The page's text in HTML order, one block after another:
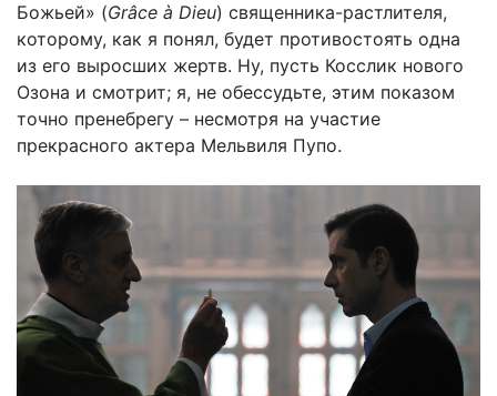
Божьей» (Grâce à Dieu) священника-растлителя,
которому, как я понял, будет противостоять одна
из его выросших жертв. Ну, пусть Косслик нового
Озона и смотрит; я, не обессудьте, этим показом
точно пренебрегу – несмотря на участие
прекрасного актера Мельвиля Пупо.